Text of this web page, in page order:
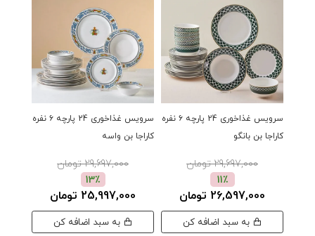
سرویس غذاخوری 24 پارچه ۶ نفره
کاراجا بن بانگو
29,697,000 تومان
11٪
26,597,000 تومان
سرویس غذاخوری 24 پارچه ۶ نفره
کاراجا بن واسه
29,697,000 تومان
13٪
25,997,000 تومان